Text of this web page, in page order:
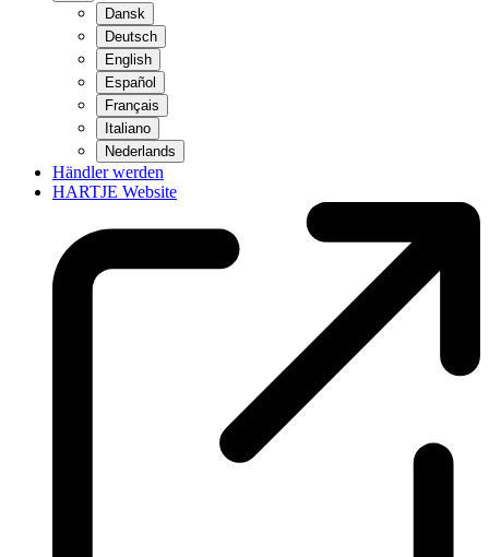
Dansk
Deutsch
English
Español
Français
Italiano
Nederlands
Händler werden
HARTJE Website